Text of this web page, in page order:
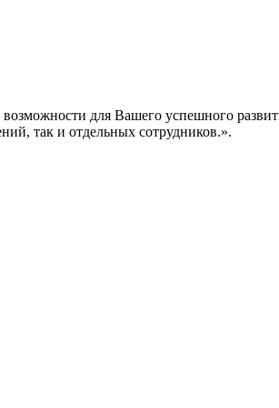
для Вашего успешного
так и отдельных сотрудников.».